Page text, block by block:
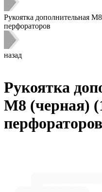
Рукоятка дополнительная
перфораторов
назад
Рукоятка
M8 (черная)
перфораторов